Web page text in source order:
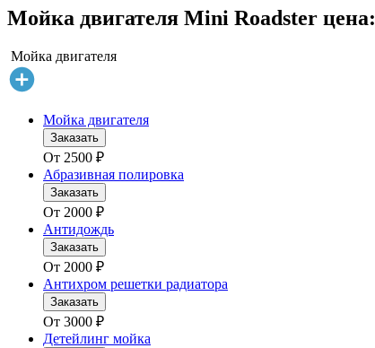
Мойка двигателя Mini Roadster цена:
Мойка двигателя
Мойка двигателя
Заказать
От 2500 ₽
Абразивная полировка
Заказать
От 2000 ₽
Антидождь
Заказать
От 2000 ₽
Антихром решетки радиатора
Заказать
От 3000 ₽
Детейлинг мойка